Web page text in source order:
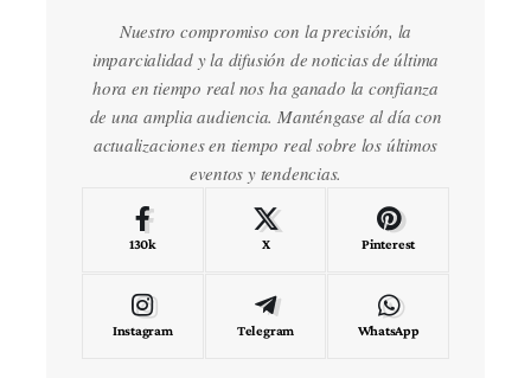
Nuestro compromiso con la precisión, la
imparcialidad y la difusión de noticias de última
hora en tiempo real nos ha ganado la confianza
de una amplia audiencia. Manténgase al día con
actualizaciones en tiempo real sobre los últimos
eventos y tendencias.
130k X Pinterest
Instagram Telegram WhatsApp